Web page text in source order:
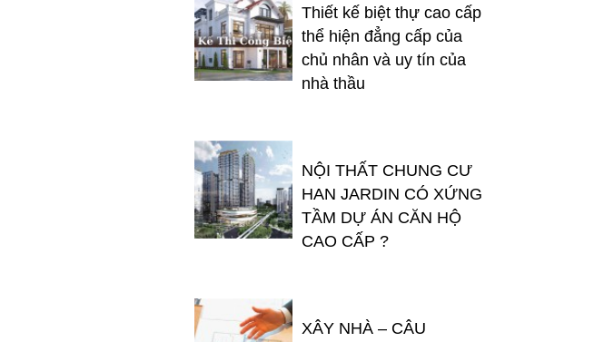
Thiết kế biệt thự cao cấp
thể hiện đẳng cấp của
chủ nhân và uy tín của
nhà thầu
NỘI THẤT CHUNG CƯ
HAN JARDIN CÓ XỨNG
TẦM DỰ ÁN CĂN HỘ
CAO CẤP ?
XÂY NHÀ – CÂU